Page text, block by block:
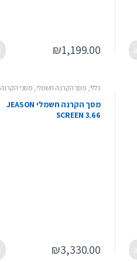
₪1,199.00
כללי, מסך הקרנה חשמלי, מסכי הקרנה
מסך הקרנה חשמלי JEASON
SCREEN 3.66
₪3,330.00